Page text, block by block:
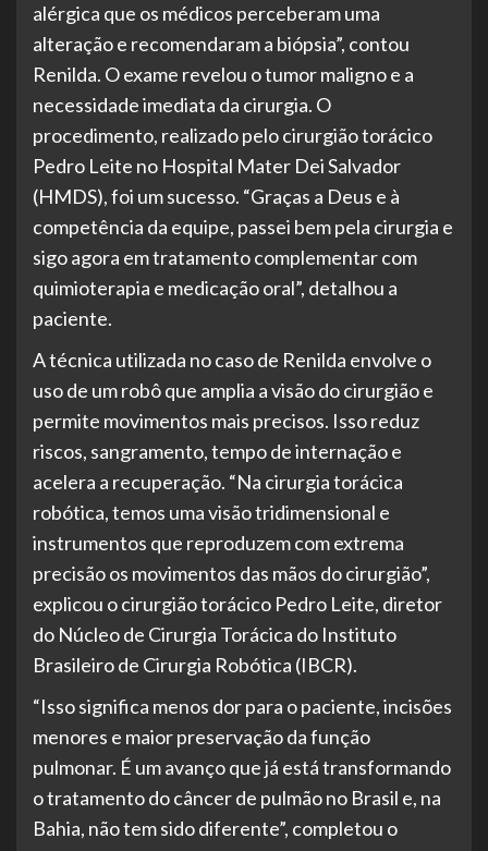
alérgica que os médicos perceberam uma
alteração e recomendaram a biópsia”, contou
Renilda. O exame revelou o tumor maligno e a
necessidade imediata da cirurgia. O
procedimento, realizado pelo cirurgião torácico
Pedro Leite no Hospital Mater Dei Salvador
(HMDS), foi um sucesso. “Graças a Deus e à
competência da equipe, passei bem pela cirurgia e
sigo agora em tratamento complementar com
quimioterapia e medicação oral”, detalhou a
paciente.
A técnica utilizada no caso de Renilda envolve o
uso de um robô que amplia a visão do cirurgião e
permite movimentos mais precisos. Isso reduz
riscos, sangramento, tempo de internação e
acelera a recuperação. “Na cirurgia torácica
robótica, temos uma visão tridimensional e
instrumentos que reproduzem com extrema
precisão os movimentos das mãos do cirurgião”,
explicou o cirurgião torácico Pedro Leite, diretor
do Núcleo de Cirurgia Torácica do Instituto
Brasileiro de Cirurgia Robótica (IBCR).
“Isso significa menos dor para o paciente, incisões
menores e maior preservação da função
pulmonar. É um avanço que já está transformando
o tratamento do câncer de pulmão no Brasil e, na
Bahia, não tem sido diferente”, completou o